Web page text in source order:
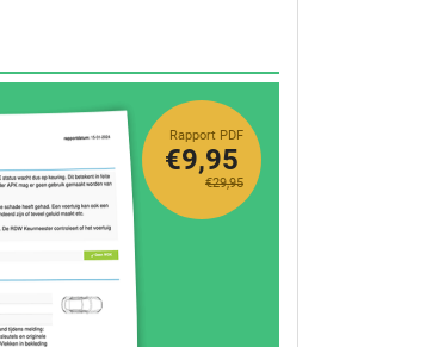
Rapport PDF
€29,95
€9,95